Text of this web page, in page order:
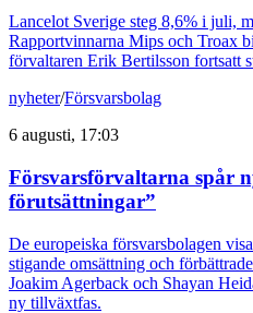
Lancelot Sverige steg 8,6% i juli,
Rapportvinnarna Mips och Troax
förvaltaren Erik Bertilsson fortsatt
nyheter/Försvarsbolag
6 augusti, 17:03
Försvarsförvaltarna spår
förutsättningar”
De europeiska försvarsbolagen
stigande omsättning och
Joakim Agerback och Shayan
ny tillväxtfas.